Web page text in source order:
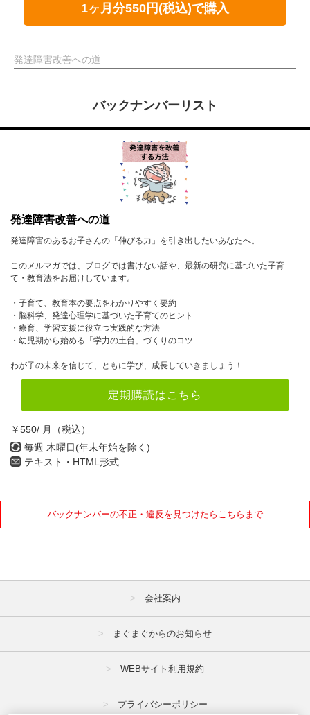
1ヶ月分550円(税込)で購入
発達障害改善への道
バックナンバーリスト
発達障害改善への道
発達障害のあるお子さんの「伸びる力」を引き出したいあなたへ。
このメルマガでは、ブログでは書けない話や、最新の研究に基づいた子育
て・教育法をお届けしています。
・子育て、教育本の要点をわかりやすく要約
・脳科学、発達心理学に基づいた子育てのヒント
・療育、学習支援に役立つ実践的な方法
・幼児期から始める「学力の土台」づくりのコツ
わが子の未来を信じて、ともに学び、成長していきましょう！
定期購読はこちら
￥550/ 月（税込）
毎週 木曜日(年末年始を除く)
テキスト・HTML形式
バックナンバーの不正・違反を見つけたらこちらまで
会社案内
まぐまぐからのお知らせ
WEBサイト利用規約
プライバシーポリシー